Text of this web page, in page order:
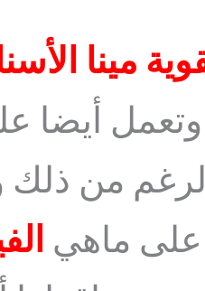
مينا
وتعمل أيضا
من ذلك
ماهي